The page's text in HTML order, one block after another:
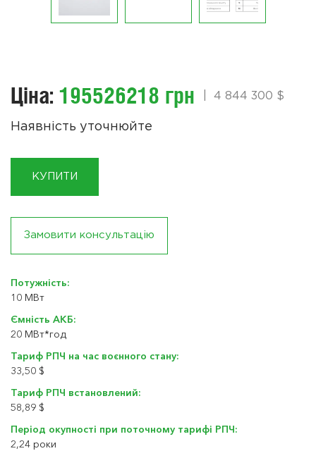
Ціна: 195526218 грн 4 844 300 $
Наявність уточнюйте
КУПИТИ
Замовити консультацію
Потужність:
10 МВт
Ємність АКБ:
20 МВт*год
Тариф РПЧ на час воєнного стану:
33,50 $
Тариф РПЧ встановлений:
58,89 $
Період окупності при поточному тарифі РПЧ:
2,24 роки